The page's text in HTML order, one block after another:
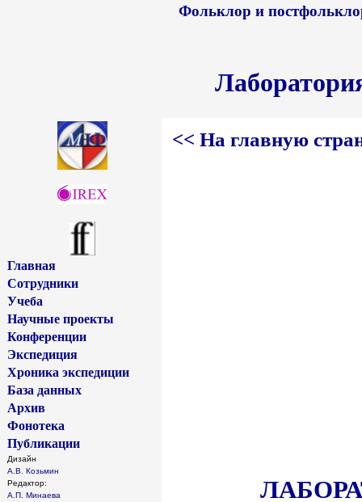
Фольклор и
Главная
Сотрудники
Учеба
Научные проекты
Конференции
Экспедиция
Хроника экспедиции
База данных
Архив
Фонотека
Публикации
Дизайн
А.В. Козьмин
Редактор:
А.П. Минаева
<< На главную